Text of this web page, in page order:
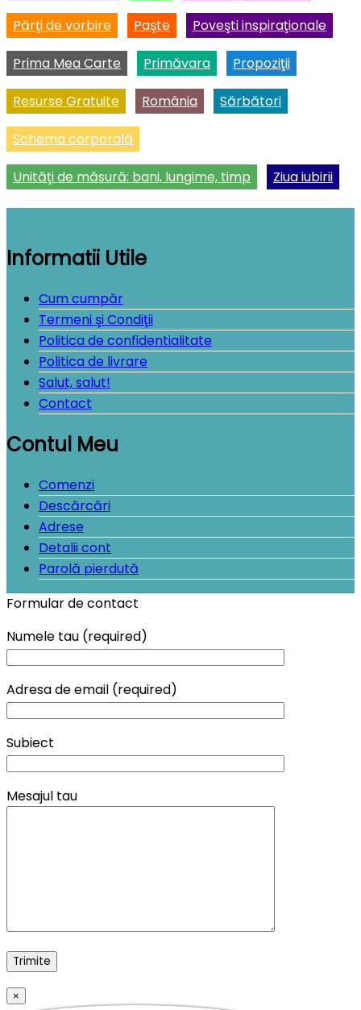
Părţi de vorbire Paşte Poveşti inspiraţionale
Prima Mea Carte Primăvara Propoziţii
Resurse Gratuite România Sărbători
Schema corporală
Unităţi de măsură: bani, lungime, timp Ziua iubirii
Informatii Utile
Cum cumpăr
Termeni şi Condiţii
Politica de confidentialitate
Politica de livrare
Salut, salut!
Contact
Contul Meu
Comenzi
Descărcări
Adrese
Detalii cont
Parolă pierdută
Formular de contact
Numele tau (required)
Adresa de email (required)
Subiect
Mesajul tau
×